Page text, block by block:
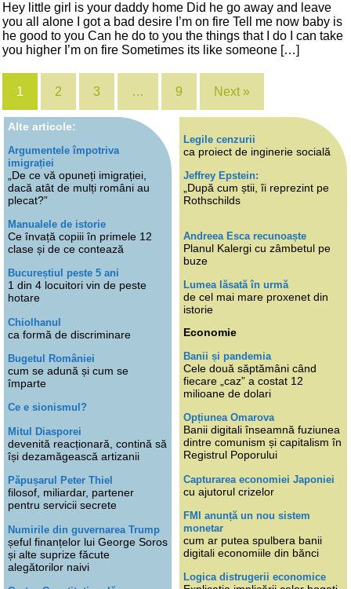
Hey little girl is your daddy home Did he go away and leave
you all alone I got a bad desire I’m on fire Tell me now baby is
he good to you Can he do to you the things that I do I can take
you higher I’m on fire Sometimes its like someone […]
1 2 3 … 9 Next »
Alte articole:
Argumentele împotriva
imigrației
„De ce vă opuneți imigrației,
dacă atât de mulți români au
plecat?”
Manualele de istorie
Ce învață copiii în primele 12
clase și de ce contează
Bucureștiul peste 5 ani
1 din 4 locuitori vin de peste
hotare
Chiolhanul
ca formă de discriminare
Bugetul României
cum se adună și cum se
împarte
Ce e sionismul?
Mitul Diasporei
devenită reacționară, contină să
își dezamăgească artizanii
Păpușarul Peter Thiel
filosof, miliardar, partener
pentru servicii secrete
Numirile din guvernarea Trump
șeful finanțelor lui George Soros
și alte suprize făcute
alegătorilor naivi
Legile cenzurii
ca proiect de inginerie socială
Jeffrey Epstein:
„După cum știi, îi reprezint pe
Rothschilds
Andreea Esca recunoaște
Planul Kalergi cu zâmbetul pe
buze
Lumea lăsată în urmă
de cel mai mare proxenet din
istorie
Economie
Banii și pandemia
Cele două săptămâni când
fiecare „caz” a costat 12
milioane de dolari
Opțiunea Omarova
Banii digitali înseamnă fuziunea
dintre comunism și capitalism în
Registrul Poporului
Capturarea economiei Japoniei
cu ajutorul crizelor
FMI anunță un nou sistem
monetar
cum ar putea spulbera banii
digitali economiile din bănci
Logica distrugerii economice